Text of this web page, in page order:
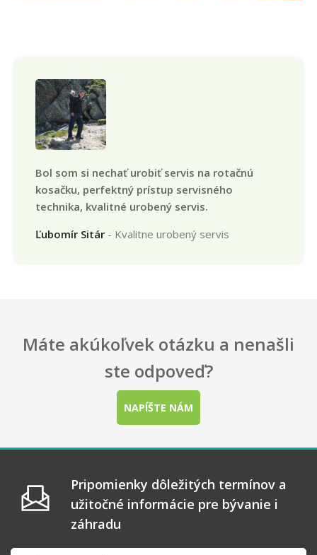
Bol som si nechať urobiť servis na rotačnú
kosačku, perfektný prístup servisného
technika, kvalitné urobený servis.
Ľubomír Sitár
Kvalitne urobený servis
Máte akúkoľvek otázku a nenašli
ste odpoveď?
NAPÍŠTE NÁM
Pripomienky dôležitých termínov a
užitočné informácie pre bývanie i
záhradu